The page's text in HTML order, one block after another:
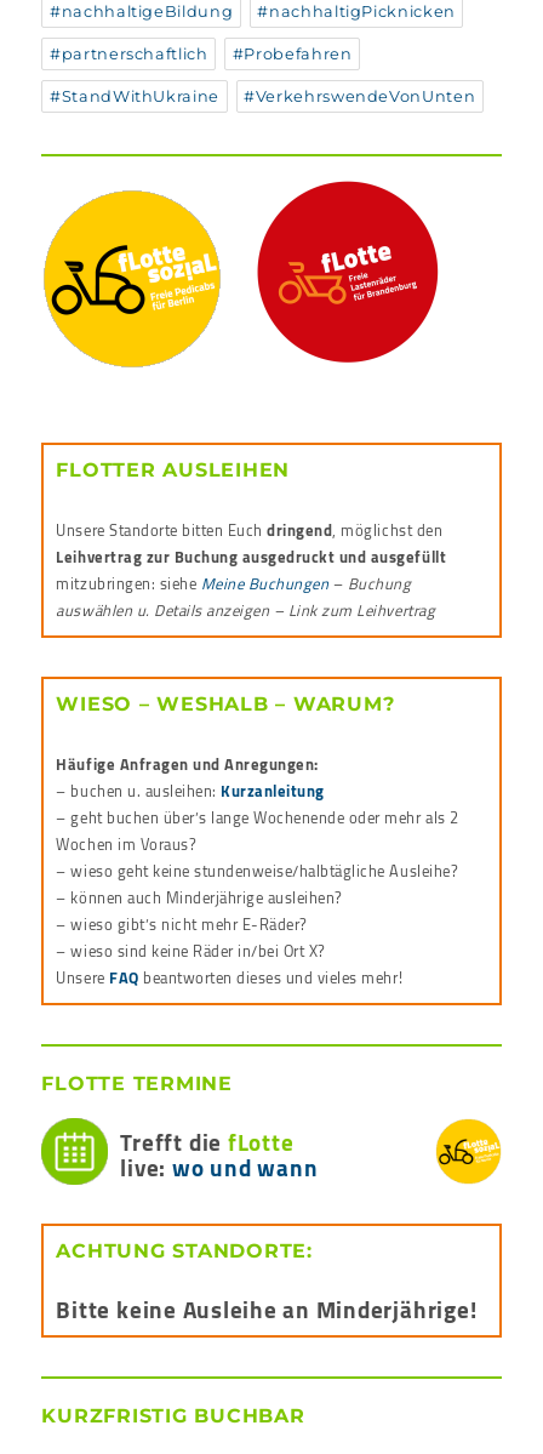
#nachhaltigeBildung #nachhaltigPicknicken
#partnerschaftlich #Probefahren
#StandWithUkraine #VerkehrswendeVonUnten
FLOTTER AUSLEIHEN
Unsere Standorte bitten Euchdringend, möglichst den
Leihvertrag zur Buchung ausgedruckt und ausgefüllt
mitzubringen: siehe Meine Buchungen– Buchung
auswählen u. Details anzeigen – Link zum Leihvertrag
WIESO – WESHALB – WARUM?
Häufige Anfragen und Anregungen:
– buchen u. ausleihen: Kurzanleitung
– geht buchen über’s lange Wochenende oder mehr als 2
Wochen im Voraus?
– wieso geht keine stundenweise/halbtägliche Ausleihe?
– können auch Minderjährige ausleihen?
– wieso gibt’s nicht mehr E-Räder?
– wieso sind keine Räder in/bei Ort X?
Unsere FAQ beantworten dieses und vieles mehr!
FLOTTE TERMINE
Trefft diefLotte
live:wo und wann
ACHTUNG STANDORTE:
Bitte keine Ausleihe an Minderjährige!
KURZFRISTIG BUCHBAR